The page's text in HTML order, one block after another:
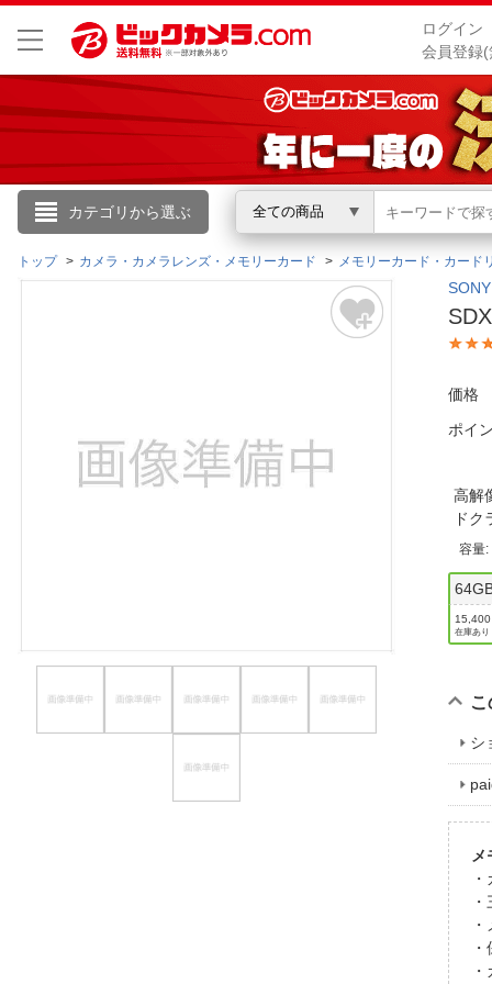
ログイン
会員登録
カテゴリから選ぶ 全ての商品
こんにちは
ログイン
閲覧履歴
トップ カメラ・カメラレンズ・メモリーカード メモリーカード・カード
価格
ポイ
高解
ド
容量:
在庫あり
シ